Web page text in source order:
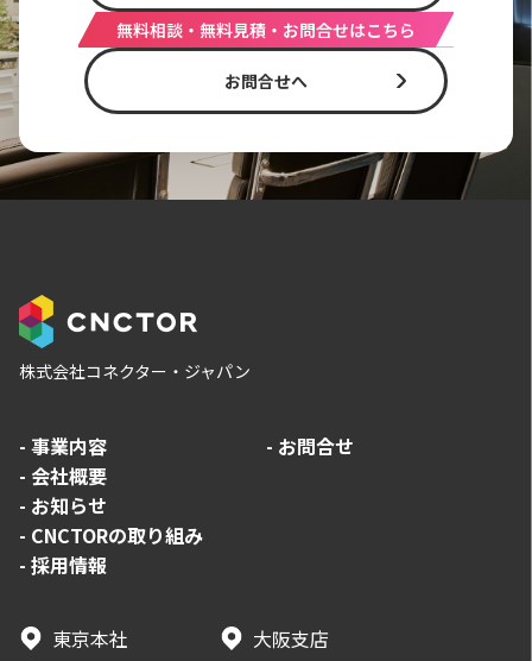
無料相談・無料見積・お問合せはこちら
お問合せへ
株式会社コネクター・ジャパン
東京本社
大阪支店
- 事業内容
- 会社概要
- お知らせ
- CNCTORの取り組み
- 採用情報
- お問合せ